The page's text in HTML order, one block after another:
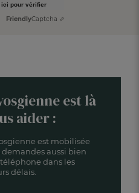
ici pour vérifier
FriendlyCaptcha ⇗
est là
aider :
est mobilisée
aussi bien
dans les
délais.